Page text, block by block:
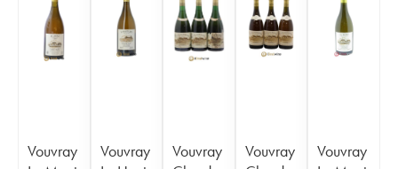
Vouvray
Vouvray
Vouvray
Vouvray
Vouvray